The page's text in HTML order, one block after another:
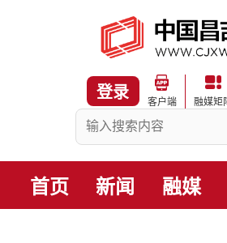
登录
客户端 融媒矩
首页 新闻 融媒